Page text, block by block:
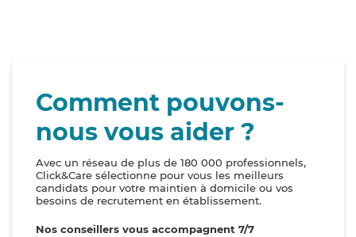
Comment pouvons-
nous vous aider ?
Avec un réseau de plus de 180 000 professionnels,
Click&Care sélectionne pour vous les meilleurs
candidats pour votre maintien à domicile ou vos
besoins de recrutement en établissement.
Nos conseillers vous accompagnent 7/7